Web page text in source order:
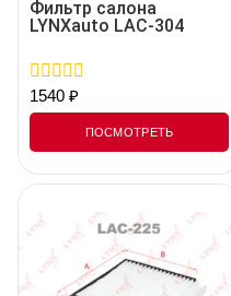
Фильтр салона
LYNXauto LAC-304
0
out
5
1540 ₽
ПОСМОТРЕТЬ